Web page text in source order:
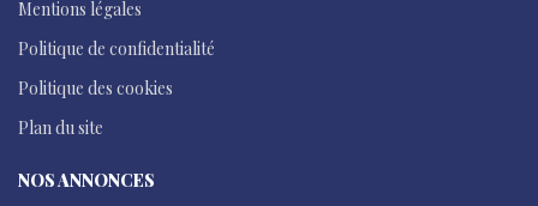
Mentions légales
Politique de confidentialité
Politique des cookies
Plan du site
NOS ANNONCES